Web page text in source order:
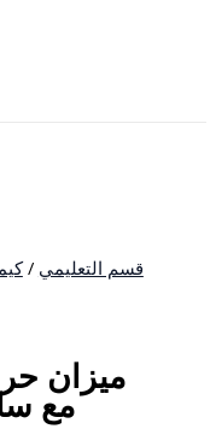
قسم التعليمي /
ميزان
مع